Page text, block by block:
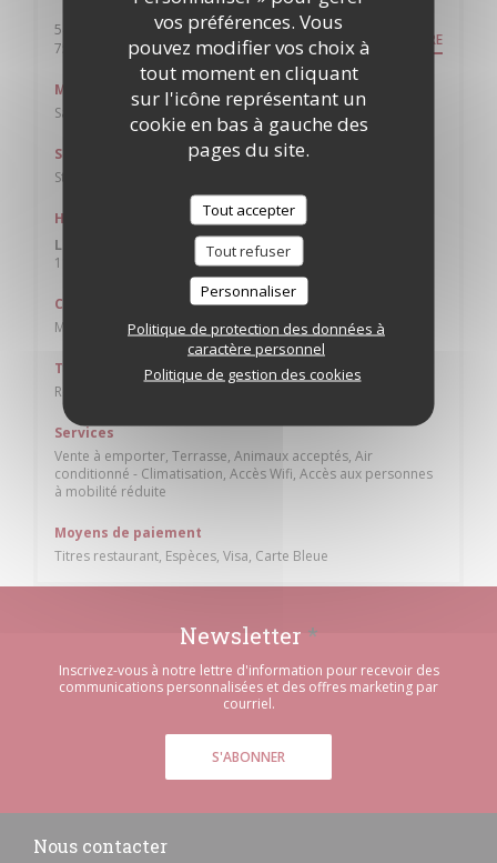
vos préférences. Vous
pouvez modifier vos choix à
tout moment en cliquant
sur l'icône représentant un
cookie en bas à gauche des
pages du site.
Tout accepter
Tout refuser
Personnaliser
Politique de protection des données à
caractère personnel
Politique de gestion des cookies
54 rue des Rosiers
75004 Paris ((ouvre une nouvelle fenêtre)) ITINÉRAIRE
Métro
Saint-Paul
Station de vélos
Station n° 4013 50 RUE VIEILLE DU TEMPLE
Horaires
Lun
11h30 - 00h00
Cuisine
Marocaine, Israélienne, Cacher
Type de restaurant
Restaurant Traditionnel
Services
Vente à emporter, Terrasse, Animaux acceptés, Air
conditionné - Climatisation, Accès Wifi, Accès aux personnes
à mobilité réduite
Moyens de paiement
Titres restaurant, Espèces, Visa, Carte Bleue
Newsletter *
Inscrivez-vous à notre lettre d'information pour recevoir des
communications personnalisées et des offres marketing par
courriel.
S'ABONNER
Nous contacter